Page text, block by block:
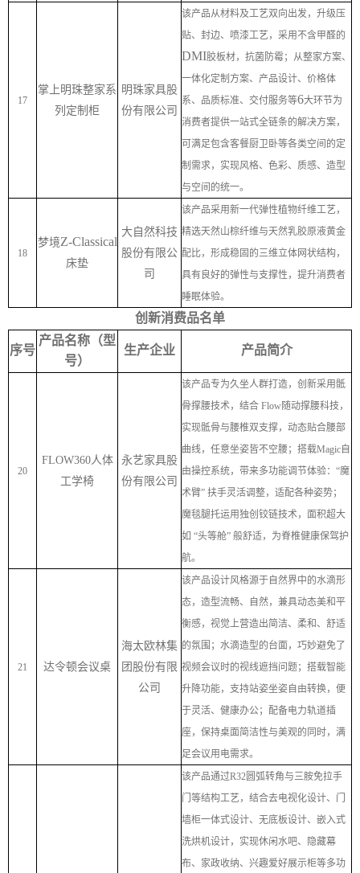
17
掌上明珠整家系
列定制柜
明珠家具股
份有限公司
该产品从材料及工艺双向出发，升级压
贴、封边、喷漆工艺，采用不含甲醛的
DMI胶板材，抗菌防霉；从整家方案、
一体化定制方案、产品设计、价格体
系、品质标准、交付服务等6大环节为
消费者提供一站式全链条的解决方案，
可满足包含客餐厨卫卧等各类空间的定
制需求，实现风格、色彩、质感、造型
与空间的统一。
18
梦境Z-Classical
床垫
大自然科技
股份有限公
司
该产品采用新一代弹性植物纤维工艺，
精选天然山棕纤维与天然乳胶原液黄金
配比，形成稳固的三维立体网状结构，
具有良好的弹性与支撑性，提升消费者
睡眠体验。
创新消费品名单
序号
产品名称（型
号）
生产企业 产品简介
20
FLOW360人体
工学椅
永艺家具股
份有限公司
该产品专为久坐人群打造，创新采用骶
骨撑腰技术，结合 Flow随动撑腰科技，
实现骶骨与腰椎双支撑，动态贴合腰部
曲线，任意坐姿皆不空腰；搭载Magic 自
由操控系统，带来多功能调节体验： “魔
术臂” 扶手灵活调整，适配各种姿势；
魔毯腿托运用独创铰链技术，面积超大
如 “头等舱” 般舒适，为脊椎健康保驾护
航。
21 达令顿会议桌
海太欧林集
团股份有限
公司
该产品设计风格源于自然界中的水滴形
态，造型流畅、自然，兼具动态美和平
衡感，视觉上营造出简洁、柔和、舒适
的氛围；水滴造型的台面，巧妙避免了
视频会议时的视线遮挡问题；搭载智能
升降功能，支持站姿坐姿自由转换，便
于灵活、健康办公；配备电力轨道插
座，保持桌面简洁性与美观的同时，满
足会议用电需求。
该产品通过R32圆弧转角与三胺免拉手
门等结构工艺，结合去电视化设计、门
墙柜一体式设计、无底板设计、嵌入式
洗烘机设计，实现休闲水吧、隐藏幕
布、家政收纳、兴趣爱好展示柜等多功